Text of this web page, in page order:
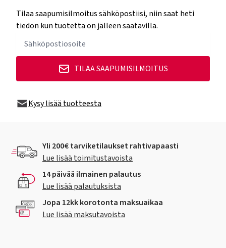
Tilaa saapumisilmoitus sähköpostiisi, niin saat heti
tiedon kun tuotetta on jälleen saatavilla.
TILAA SAAPUMISILMOITUS
Kysy lisää tuotteesta
Yli 200€ tarviketilaukset rahtivapaasti
Lue lisää toimitustavoista
14 päivää ilmainen palautus
Lue lisää palautuksista
Jopa 12kk korotonta maksuaikaa
Lue lisää maksutavoista